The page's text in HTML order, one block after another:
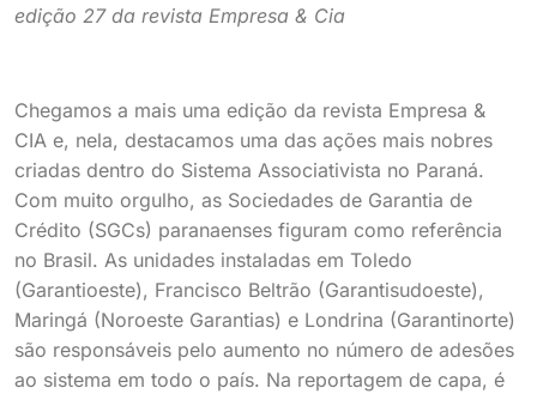
edição 27 da revista Empresa & Cia
Chegamos a mais uma edição da revista Empresa &
CIA e, nela, destacamos uma das ações mais nobres
criadas dentro do Sistema Associativista no Paraná.
Com muito orgulho, as Sociedades de Garantia de
Crédito (SGCs) paranaenses figuram como referência
no Brasil. As unidades instaladas em Toledo
(Garantioeste), Francisco Beltrão (Garantisudoeste),
Maringá (Noroeste Garantias) e Londrina (Garantinorte)
são responsáveis pelo aumento no número de adesões
ao sistema em todo o país. Na reportagem de capa, é